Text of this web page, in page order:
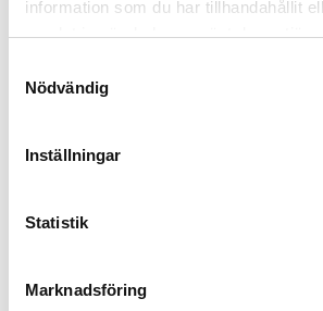
information som du har tillhandahållit
samlat in när du har använt deras
Nödvändig
Inställningar
Statistik
Marknadsföring
599kr 599 kr